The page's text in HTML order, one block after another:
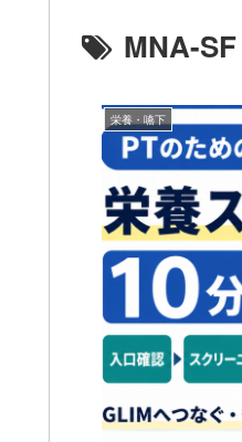
MNA-SF
栄養・嚥下